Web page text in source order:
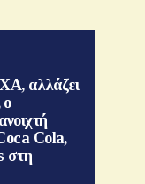
αλλάζει
Cola,
στη